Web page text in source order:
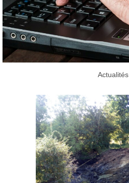
Actualités